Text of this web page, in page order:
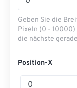
Geben Sie die
Pixeln (0 - 10000)
die nächste
Position-X